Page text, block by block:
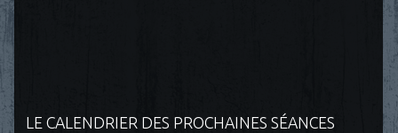
LE CALENDRIER DES PROCHAINES SÉANCES